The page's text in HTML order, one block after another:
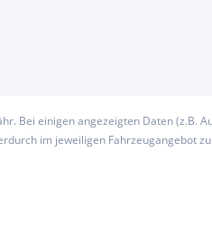
Bei einigen angezeigten Daten (z.B.
im jeweiligen Fahrzeugangebot